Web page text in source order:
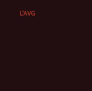
L'AVG